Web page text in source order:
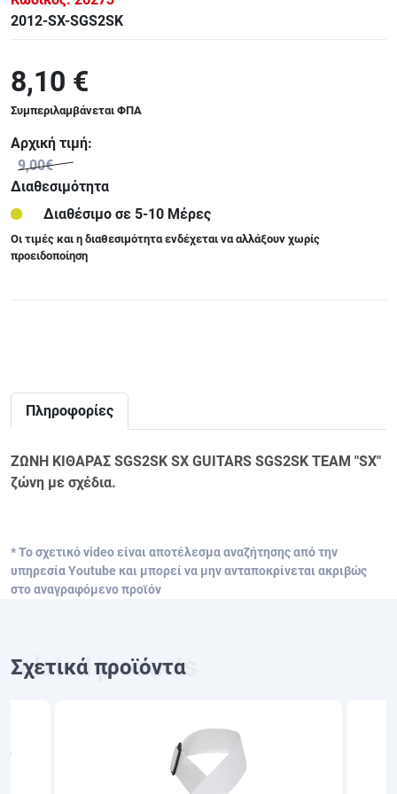
2012-SX-SGS2SK
8,10 €
Συμπεριλαμβάνεται ΦΠΑ
Αρχική τιμή:
9,00€
Διαθεσιμότητα
Διαθέσιμο σε 5-10 Μέρες
Οι τιμές και η διαθεσιμότητα ενδέχεται να αλλάξουν χωρίς
προειδοποίηση
Πληροφορίες
ΖΩΝΗ ΚΙΘΑΡΑΣ SGS2SK SX GUITARS SGS2SK TEAM "SX"
ζώνη με σχέδια.
* Το σχετικό video είναι αποτέλεσμα αναζήτησης από την
υπηρεσία Youtube και μπορεί να μην ανταποκρίνεται ακριβώς
στο αναγραφόμενο προϊόν
Σχετικά προϊόντα